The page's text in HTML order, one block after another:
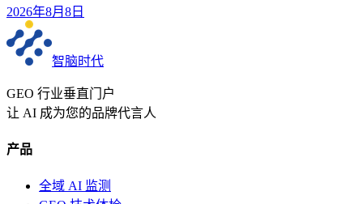
2026年8月8日
智脑时代
GEO 行业垂直门户
让 AI 成为您的品牌代言人
产品
全域 AI 监测